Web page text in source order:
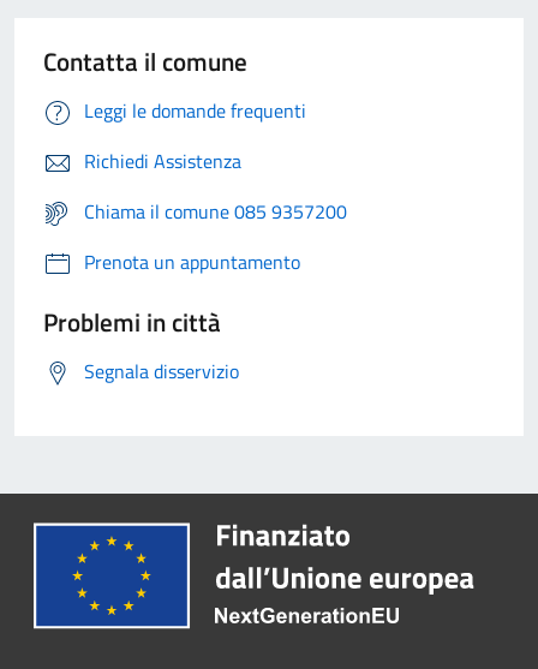
Contatta il comune
Leggi le domande frequenti
Richiedi Assistenza
Chiama il comune 085 9357200
Prenota un appuntamento
Problemi in città
Segnala disservizio